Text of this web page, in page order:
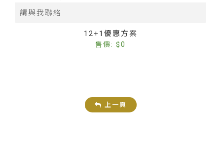
請與我聯絡
12+1優惠方案
售價: $0
上一頁